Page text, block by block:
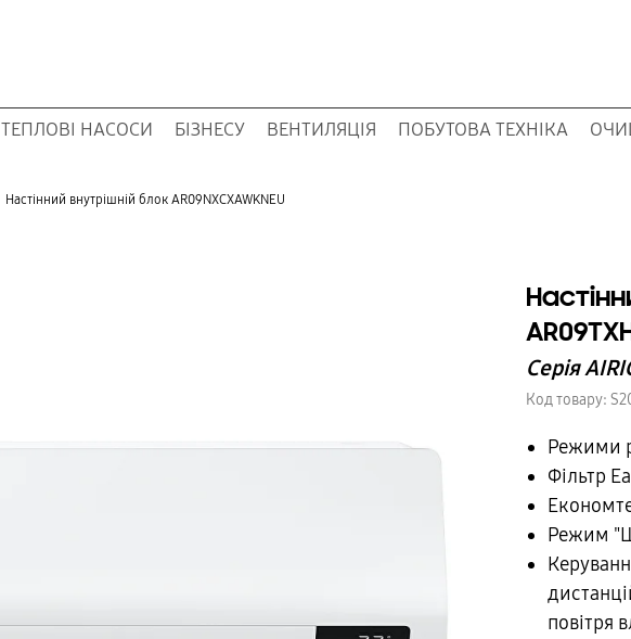
ТЕПЛОВІ НАСОСИ БІЗНЕСУ ВЕНТИЛЯЦІЯ ПОБУТОВА ТЕХНІКА
Настінний внутрішній блок AR09NXCXAWKNEU
Серія
Код товару:
Режими
Фільтр
Режим
повітря